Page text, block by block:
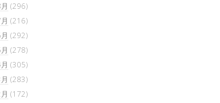
(296)
(216)
(292)
(278)
(305)
(283)
(172)